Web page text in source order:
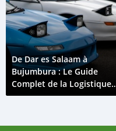
De Dar es Salaam à
Bujumbura : Le Guide
Complet de la Logistique
d’Importation de Voitures